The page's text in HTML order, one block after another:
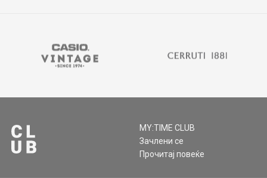
MY:TIME CLUB
Зачлени се
Прочитај повеќе